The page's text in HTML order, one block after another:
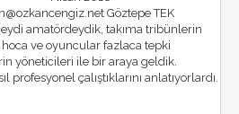
Göztepe TEK
amatördeydik, takıma tribünlerin
ve oyuncular fazlaca tepki
yöneticileri ile bir araya geldik.
profesyonel çalıştıklarını anlatıyorlardı.